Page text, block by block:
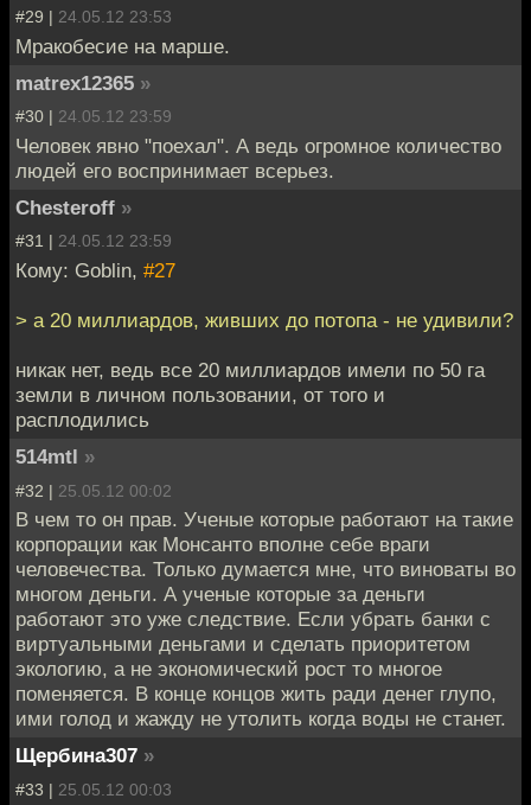
#29 | 24.05.12 23:53
Мракобесие на марше.
matrex12365 »
#30 | 24.05.12 23:59
Человек явно "поехал". А ведь огромное количество
людей его воспринимает всерьез.
Chesteroff »
#31 | 24.05.12 23:59
Кому: Goblin, #27
> а 20 миллиардов, живших до потопа - не удивили?
никак нет, ведь все 20 миллиардов имели по 50 га
земли в личном пользовании, от того и
расплодились
514mtl »
#32 | 25.05.12 00:02
В чем то он прав. Ученые которые работают на такие
корпорации как Монсанто вполне себе враги
человечества. Только думается мне, что виноваты во
многом деньги. А ученые которые за деньги
работают это уже следствие. Если убрать банки с
виртуальными деньгами и сделать приоритетом
экологию, а не экономический рост то многое
поменяется. В конце концов жить ради денег глупо,
ими голод и жажду не утолить когда воды не станет.
Щербина307 »
#33 | 25.05.12 00:03